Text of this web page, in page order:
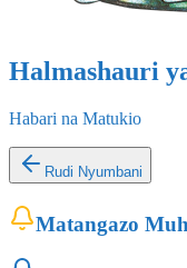
Halmashauri
Habari na Matukio
Rudi Nyumbani
Matangazo